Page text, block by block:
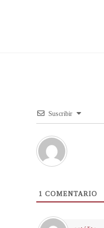
Suscribir
1 COMENTARIO